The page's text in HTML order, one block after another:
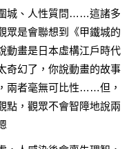
城、人性質問……這諸多
眾是會聯想到《甲鐵城的
動畫是日本虛構江戶時代
奇幻了，你說動畫的故事
兩者毫無可比性……但，
點，觀眾不會智障地說兩